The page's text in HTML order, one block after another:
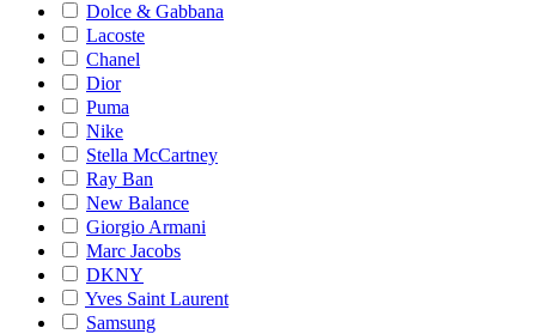
Dolce & Gabbana
Lacoste
Chanel
Dior
Puma
Nike
Stella McCartney
Ray Ban
New Balance
Giorgio Armani
Marc Jacobs
DKNY
Yves Saint Laurent
Samsung